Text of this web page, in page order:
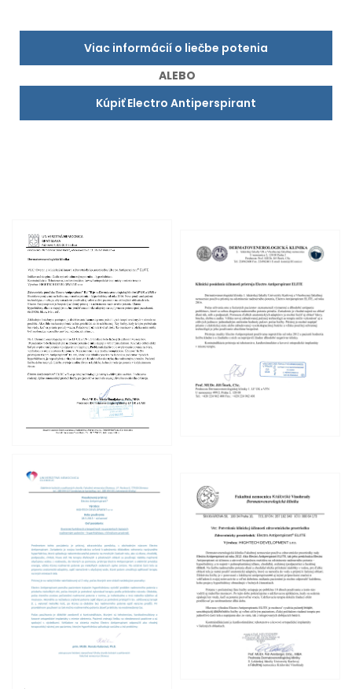
Viac informácií o liečbe potenia
ALEBO
Kúpiť Electro Antiperspirant